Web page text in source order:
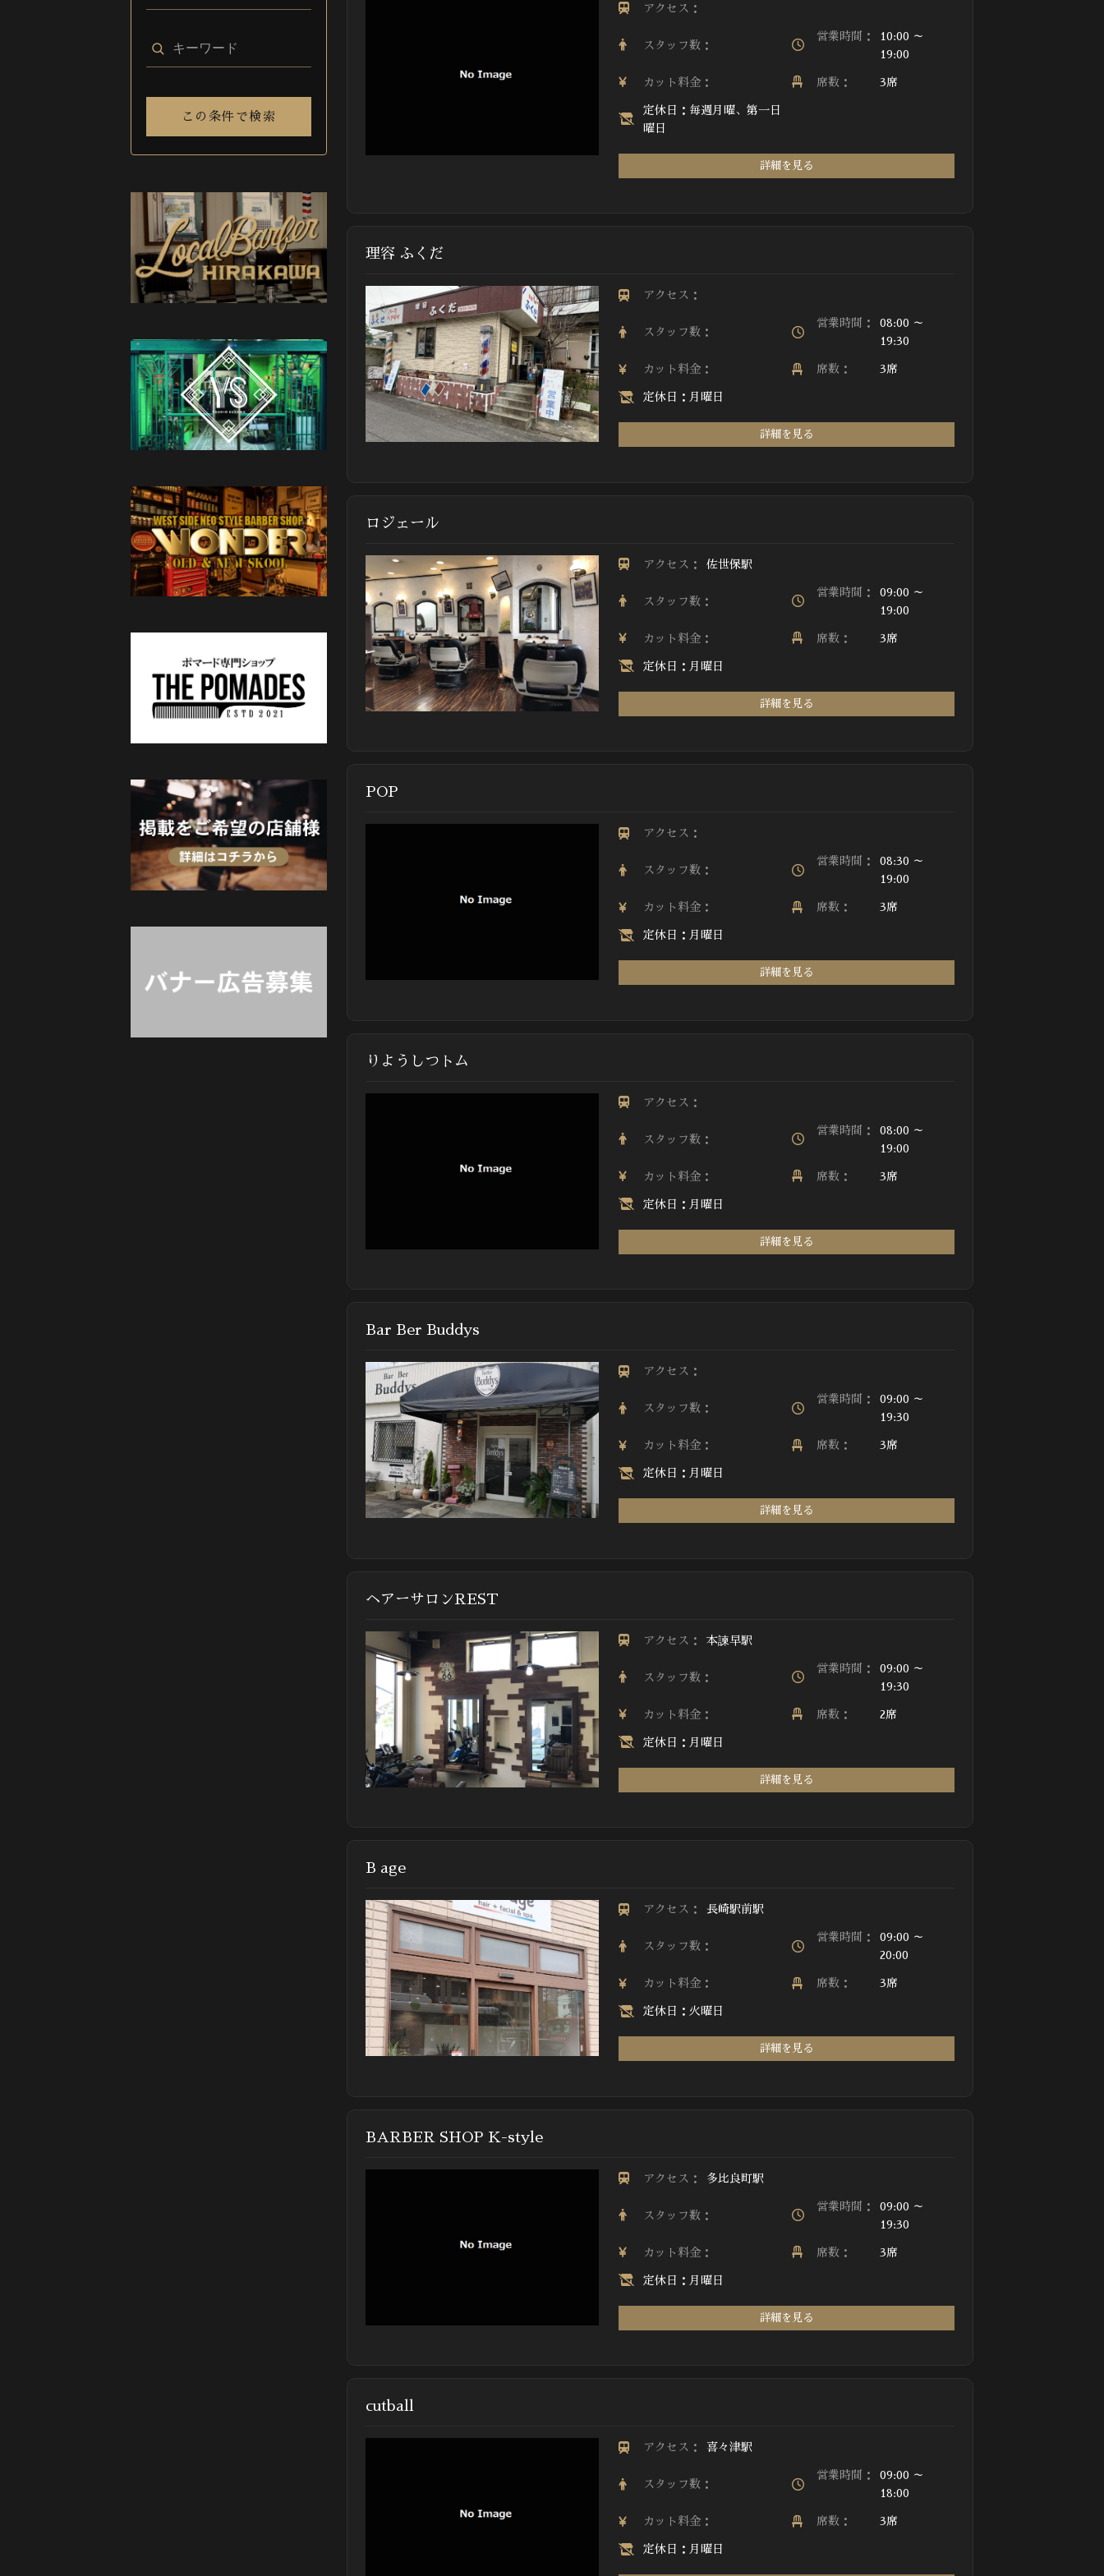
アクセス：
スタッフ数：
営業時間：
10:00 ～
19:00
カット料金： 席数： 3席
定休日：毎週月曜、第一日
曜日
詳細を見る
理容 ふくだ
アクセス：
スタッフ数：
営業時間：
08:00 ～
19:30
カット料金： 席数： 3席
定休日：月曜日
詳細を見る
ロジェール
アクセス： 佐世保駅
スタッフ数：
営業時間：
09:00 ～
19:00
カット料金： 席数： 3席
定休日：月曜日
詳細を見る
POP
アクセス：
スタッフ数：
営業時間：
08:30 ～
19:00
カット料金： 席数： 3席
定休日：月曜日
詳細を見る
りようしつトム
アクセス：
スタッフ数：
営業時間：
08:00 ～
19:00
カット料金： 席数： 3席
定休日：月曜日
詳細を見る
Bar Ber Buddys
アクセス：
スタッフ数：
営業時間：
09:00 ～
19:30
カット料金： 席数： 3席
定休日：月曜日
詳細を見る
ヘアーサロンREST
アクセス： 本諫早駅
スタッフ数：
営業時間：
09:00 ～
19:30
カット料金： 席数： 2席
定休日：月曜日
詳細を見る
B age
アクセス： 長崎駅前駅
スタッフ数：
営業時間：
09:00 ～
20:00
カット料金： 席数： 3席
定休日：火曜日
詳細を見る
BARBER SHOP K-style
アクセス： 多比良町駅
スタッフ数：
営業時間：
09:00 ～
19:30
カット料金： 席数： 3席
定休日：月曜日
詳細を見る
cutball
アクセス： 喜々津駅
スタッフ数：
営業時間：
09:00 ～
18:00
カット料金： 席数： 3席
定休日：月曜日